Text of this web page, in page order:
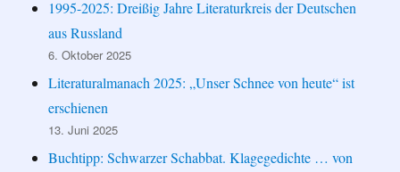
1995-2025: Dreißig Jahre Literaturkreis der Deutschen
aus Russland
6. Oktober 2025
Literaturalmanach 2025: „Unser Schnee von heute“ ist
erschienen
13. Juni 2025
Buchtipp: Schwarzer Schabbat. Klagegedichte … von